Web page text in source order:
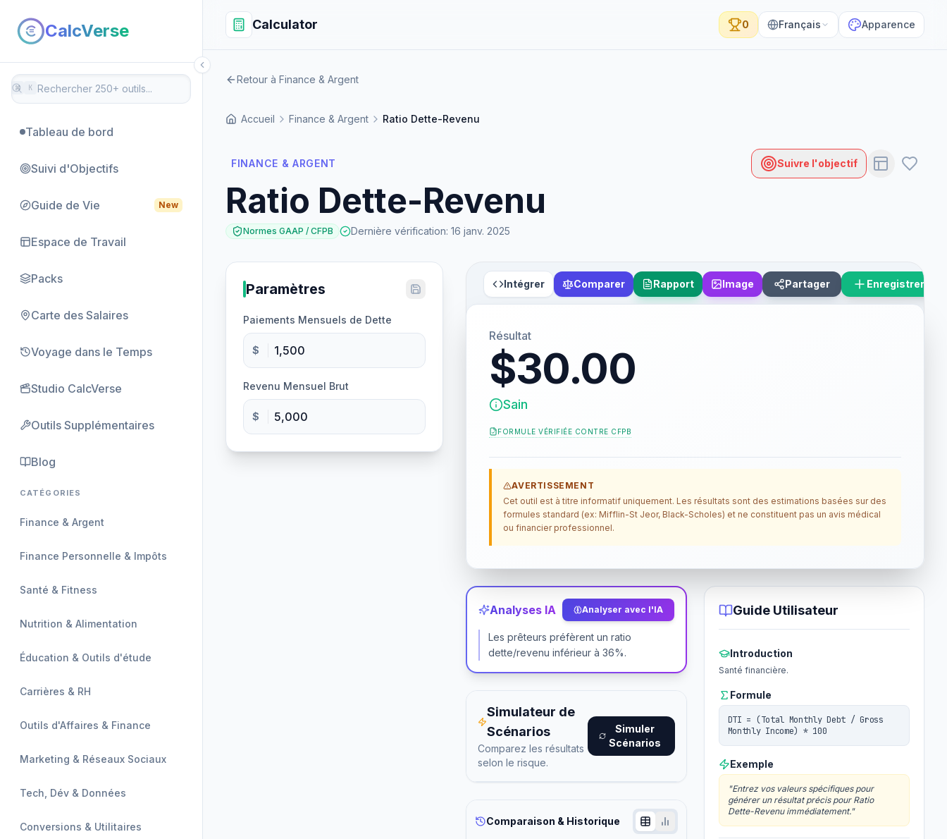
CalcVerse
⌘ K
Tableau de bord
Suivi d'Objectifs
Guide de Vie New
Espace de Travail
Packs
Carte des Salaires
Voyage dans le Temps
Studio CalcVerse
Outils Supplémentaires
Blog
CATÉGORIES
Finance & Argent
Finance Personnelle & Impôts
Santé & Fitness
Nutrition & Alimentation
Éducation & Outils d'étude
Carrières & RH
Outils d'Affaires & Finance
Marketing & Réseaux Sociaux
Tech, Dév & Données
Conversions & Utilitaires
Calculator 0 Français Apparence
Retour à Finance & Argent
Accueil Finance & Argent Ratio Dette-Revenu
FINANCE & ARGENT Suivre l'objectif
Ratio Dette-Revenu
Normes GAAP / CFPB Dernière vérification: 16 janv. 2025
Paramètres
Paiements Mensuels de Dette
$
Revenu Mensuel Brut
$
Intégrer Comparer Rapport Image Partager Enregistrer le
Résultat
$30.00
Sain
FORMULE VÉRIFIÉE CONTRE CFPB
AVERTISSEMENT
Cet outil est à titre informatif uniquement. Les résultats sont des estimations basées sur des
formules standard (ex: Mifflin-St Jeor, Black-Scholes) et ne constituent pas un avis médical
ou financier professionnel.
Analyses IA Analyser avec l'IA
Les prêteurs préfèrent un ratio
dette/revenu inférieur à 36%.
Simulateur de
Scénarios
Comparez les résultats
selon le risque.
Simuler
Scénarios
Comparaison & Historique
Guide Utilisateur
Introduction
Santé financière.
Formule
DTI = (Total Monthly Debt / Gross
Monthly Income) * 100
Exemple
"Entrez vos valeurs spécifiques pour
générer un résultat précis pour Ratio
Dette-Revenu immédiatement."